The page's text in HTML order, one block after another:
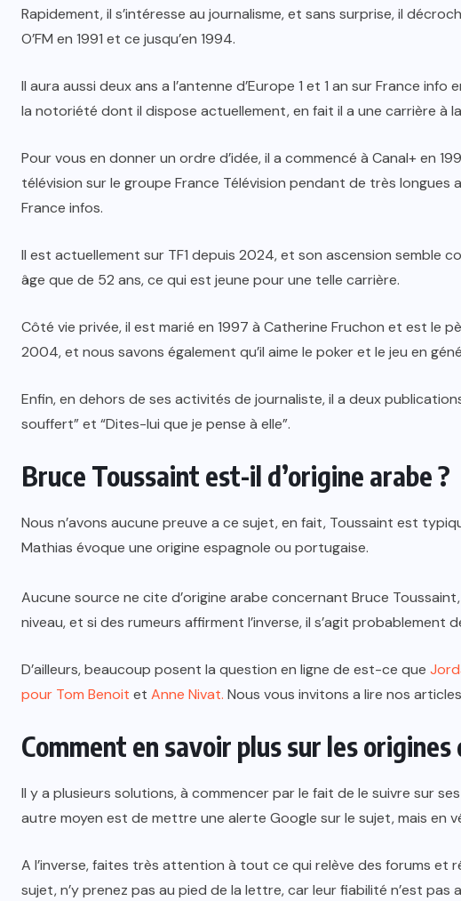
Rapidement, il s’intéresse au journalisme, et sans surprise, il
O’FM en 1991 et ce jusqu’en 1994.
Il aura aussi deux ans a l’antenne d’Europe 1 et 1 an sur France
la notoriété dont il dispose actuellement, en fait il a une carrière à
Pour vous en donner un ordre d’idée, il a commencé à Canal+ en
télévision sur le groupe France Télévision pendant de très longues
France infos.
Il est actuellement sur TF1 depuis 2024, et son ascension semble
âge que de 52 ans, ce qui est jeune pour une telle carrière.
Côté vie privée, il est marié en 1997 à Catherine Fruchon et est le
2004, et nous savons également qu’il aime le poker et le jeu en
Enfin, en dehors de ses activités de journaliste, il a deux
souffert” et “Dites-lui que je pense à elle”.
Bruce Toussaint est-il d’origine arabe ?
Nous n’avons aucune preuve a ce sujet, en fait, Toussaint est
Mathias évoque une origine espagnole ou portugaise.
Aucune source ne cite d’origine arabe concernant Bruce
niveau, et si des rumeurs affirment l’inverse, il s’agit probablement
D’ailleurs, beaucoup posent la question en ligne de est-ce que
pour Tom Benoit et Anne Nivat. Nous vous invitons a lire nos
Comment en savoir plus sur les
Il y a plusieurs solutions, à commencer par le fait de le suivre sur
autre moyen est de mettre une alerte Google sur le sujet, mais en
A l’inverse, faites très attention à tout ce qui relève des forums et
sujet, n’y prenez pas au pied de la lettre, car leur fiabilité n’est pas